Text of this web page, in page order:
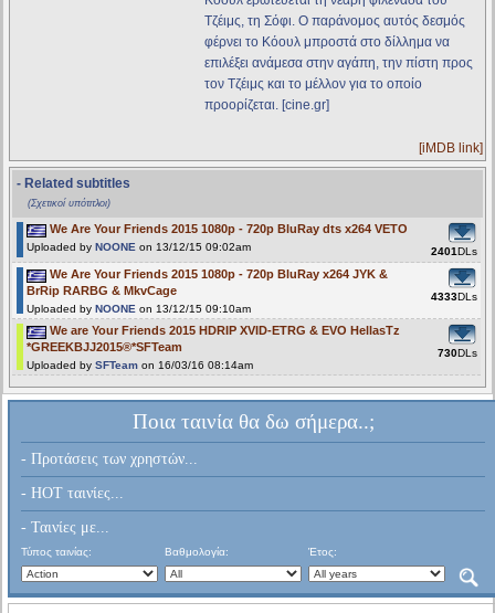
Τζέιμς, τη Σόφι. Ο παράνομος αυτός δεσμός
φέρνει το Κόουλ μπροστά στο δίλλημα να
επιλέξει ανάμεσα στην αγάπη, την πίστη προς
τον Τζέιμς και το μέλλον για το οποίο
προορίζεται. [cine.gr]
[iMDB link]
- Related subtitles
(Σχετικοί υπότιτλοι)
We Are Your Friends 2015 1080p - 720p BluRay dts x264 VETO
Uploaded by NOONE on 13/12/15 09:02am 2401DLs
We Are Your Friends 2015 1080p - 720p BluRay x264 JYK &
BrRip RARBG & MkvCage
Uploaded by NOONE on 13/12/15 09:10am
4333DLs
We are Your Friends 2015 HDRIP XVID-ETRG & EVO HellasTz
*GREEKBJJ2015®*SFTeam
Uploaded by SFTeam on 16/03/16 08:14am
730DLs
Ποια ταινία θα δω σήμερα..;
- Προτάσεις των χρηστών...
- HOT ταινίες...
- Ταινίες με...
Τύπος ταινίας: Βαθμολογία: Έτος: